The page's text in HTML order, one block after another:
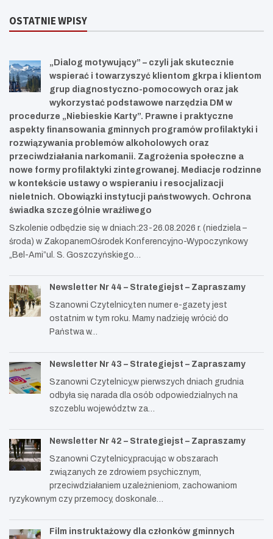
OSTATNIE WPISY
„Dialog motywujący” – czyli jak skutecznie
wspierać i towarzyszyć klientom gkrpa i klientom
grup diagnostyczno-pomocowych oraz jak
wykorzystać podstawowe narzędzia DM w
procedurze „Niebieskie Karty”. Prawne i praktyczne
aspekty finansowania gminnych programów profilaktyki i
rozwiązywania problemów alkoholowych oraz
przeciwdziałania narkomanii. Zagrożenia społeczne a
nowe formy profilaktyki zintegrowanej. Mediacje rodzinne
w kontekście ustawy o wspieraniu i resocjalizacji
nieletnich. Obowiązki instytucji państwowych. Ochrona
świadka szczególnie wrażliwego
Szkolenie odbędzie się w dniach:23-26.08.2026 r. (niedziela –
środa) w ZakopanemOśrodek Konferencyjno-Wypoczynkowy
„Bel-Ami”ul. S. Goszczyńskiego…
Newsletter Nr 44 – Strategiejst – Zapraszamy
Szanowni Czytelnicy,ten numer e-gazety jest
ostatnim w tym roku. Mamy nadzieję wrócić do
Państwa w…
Newsletter Nr 43 – Strategiejst – Zapraszamy
Szanowni Czytelnicy,w pierwszych dniach grudnia
odbyła się narada dla osób odpowiedzialnych na
szczeblu województw za…
Newsletter Nr 42 – Strategiejst – Zapraszamy
Szanowni Czytelnicy,pracując w obszarach
związanych ze zdrowiem psychicznym,
przeciwdziałaniem uzależnieniom, zachowaniom
ryzykownym czy przemocy, doskonale…
Film instruktażowy dla członków gminnych